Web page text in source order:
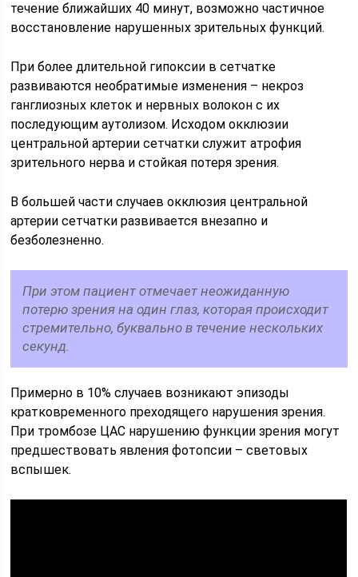
течение ближайших 40 минут, возможно частичное
восстановление нарушенных зрительных функций.
При более длительной гипоксии в сетчатке
развиваются необратимые изменения – некроз
ганглиозных клеток и нервных волокон с их
последующим аутолизом. Исходом окклюзии
центральной артерии сетчатки служит атрофия
зрительного нерва и стойкая потеря зрения.
В большей части случаев окклюзия центральной
артерии сетчатки развивается внезапно и
безболезненно.
При этом пациент отмечает неожиданную
потерю зрения на один глаз, которая происходит
стремительно, буквально в течение нескольких
секунд.
Примерно в 10% случаев возникают эпизоды
кратковременного преходящего нарушения зрения.
При тромбозе ЦАС нарушению функции зрения могут
предшествовать явления фотопсии – световых
вспышек.